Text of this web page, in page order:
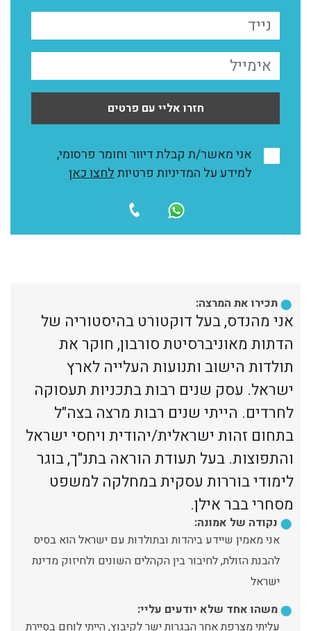
חזרו אליי עם פרטים
אני מאשר/ת קבלת דיוור וחומר פרסומי,
למידע על המדיניות פרטיותלחצו כאן
תכירו את המרצה:
אני מהנדס, בעל דוקטורט בהיסטוריה של
הדתות מאוניברסיטת סורבון, חוקר את
תולדות הישוב ותנועות העלייה לארץ
ישראל. עסק שנים רבות בתכניות תעסוקה
לחרדים. הייתי שנים רבות מרצה בצה"ל
בתחום זהות ישראלית/יהודית ויחסי ישראל
והתפוצות. בעל תעודת הוראה בתנ"ך, בוגר
לימודי בוררות עסקית במחלקה למשפט
מסחרי בבר אילן.
נקודה של אמונה:
אני מאמין שיידע ביהדות ובתולדות עם ישראל הוא בסיס
להבנת הזולת, לחיבור בין הקהלים השונים ולחיזוק מדינת
ישראל
משהו אחד שלא יודעים עליי:
עליתי מצרפת אחר הבגרות ישר לקיבוץ, הייתי לוחם בסיירת